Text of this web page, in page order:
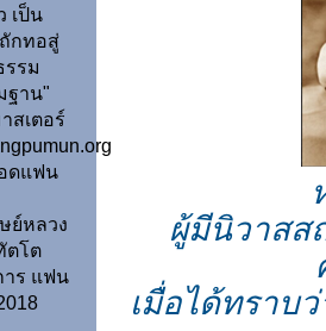
เป็น
กทอสู่
รม
ฐาน"
สเตอร์
ดแฟน
ย์หลวง
ตโต
าร แฟน
ผู้มีนิวาสส
เมื่อได้ทราบ